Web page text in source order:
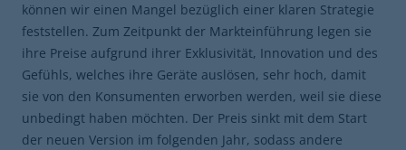
können wir einen Mangel bezüglich einer klaren Strategie
feststellen. Zum Zeitpunkt der Markteinführung legen sie
ihre Preise aufgrund ihrer Exklusivität, Innovation und des
Gefühls, welches ihre Geräte auslösen, sehr hoch, damit
sie von den Konsumenten erworben werden, weil sie diese
unbedingt haben möchten. Der Preis sinkt mit dem Start
der neuen Version im folgenden Jahr, sodass andere